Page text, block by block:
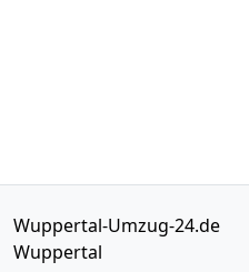
Wuppertal-Umzug-24.de
Wuppertal